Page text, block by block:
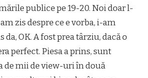
publice pe 19-20. Noi doar l-
zis despre ce e vorba, i-am
da, OK. A fost prea târziu, dacă o
perfect. Piesa a prins, sunt
de mii de view-uri în două